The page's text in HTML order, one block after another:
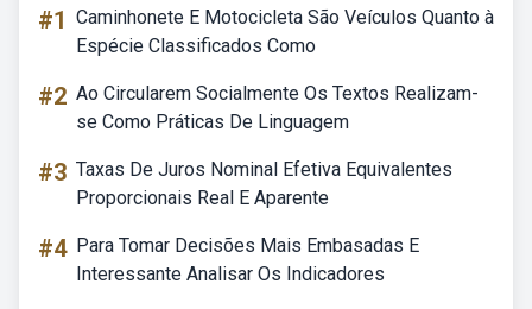
#1 Caminhonete E Motocicleta São Veículos Quanto à
Espécie Classificados Como
#2 Ao Circularem Socialmente Os Textos Realizam-
se Como Práticas De Linguagem
#3 Taxas De Juros Nominal Efetiva Equivalentes
Proporcionais Real E Aparente
#4 Para Tomar Decisões Mais Embasadas E
Interessante Analisar Os Indicadores